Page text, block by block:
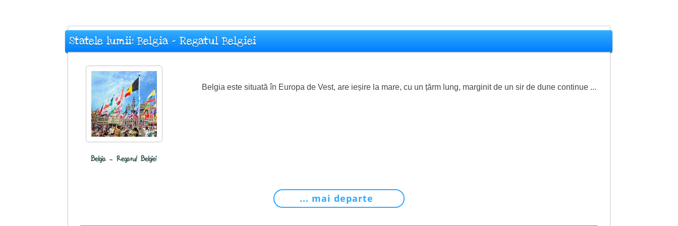
Statele lumii: Belgia - Regatul Belgiei
Belgia - Regatul Belgiei
Belgia este situată în Europa de Vest, are ieșire la mare, cu un țărm lung, marginit de un sir de dune continue ...
... mai departe